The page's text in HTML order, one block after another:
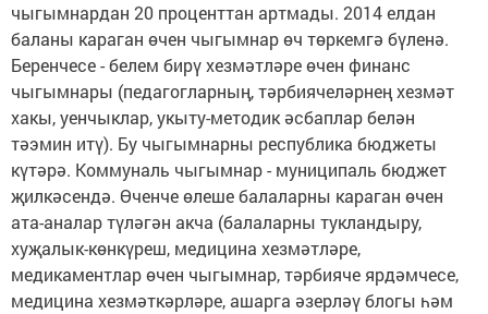
чыгымнардан 20 проценттан артмады. 2014 елдан
баланы караган өчен чыгымнар өч төркемгә бүленә.
Беренчесе - белем бирү хезмәтләре өчен финанс
чыгымнары (педагогларның, тәрбиячеләрнең хезмәт
хакы, уенчыклар, укыту-методик әсбаплар белән
тәэмин итү). Бу чыгымнарны республика бюджеты
күтәрә. Коммуналь чыгымнар - муниципаль бюджет
җилкәсендә. Өченче өлеше балаларны караган өчен
ата-аналар түләгән акча (балаларны тукландыру,
хуҗалык-көнкүреш, медицина хезмәтләре,
медикаментлар өчен чыгымнар, тәрбияче ярдәмчесе,
медицина хезмәткәрләре, ашарга әзерләү блогы һәм